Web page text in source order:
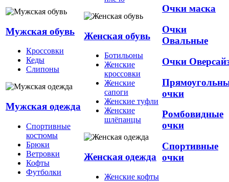
Мужская обувь
Кроссовки
Кеды
Слипоны
Мужская одежда
Спортивные
костюмы
Брюки
Ветровки
Кофты
Футболки
Женская обувь
Ботильоны
Женские
кроссовки
Женские
сапоги
Женские туфли
Женские
шлёпанцы
Женская одежда
Женские кофты
Очки маска
Очки
Овальные
Очки
очки
Ромбовидные
очки
Спортивные
очки